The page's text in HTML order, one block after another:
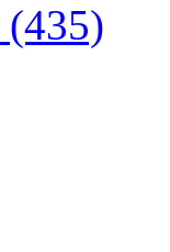
(435)